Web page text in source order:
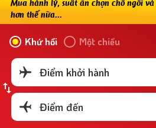
Mua hành lý, suất ăn chọn chỗ ngồi và
hơn thế nữa...
Khứ hồi Một chiều
Điểm khởi hành
Điểm đến